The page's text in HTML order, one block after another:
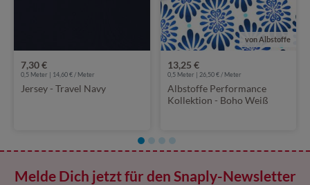
7,30 €
0,5 Meter | 14,60 € / Meter
Jersey - Travel Navy
von Albstoffe
13,25 €
0,5 Meter | 26,50 € / Meter
Albstoffe Performance
Kollektion - Boho Weiß
Melde Dich jetzt für den Snaply-Newsletter